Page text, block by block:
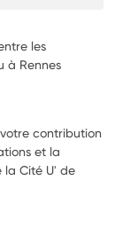
les
à Rennes
contribution
et la
la Cité U' de